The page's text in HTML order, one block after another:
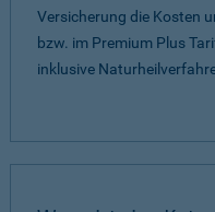
Versicherung die Kosten
bzw. im Premium Plus
inklusive